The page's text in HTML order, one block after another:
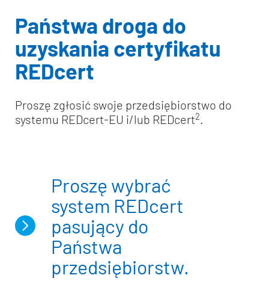
Państwa droga do
uzyskania certyfikatu
REDcert
Proszę zgłosić swoje przedsiębiorstwo do
systemu REDcert-EU i/lub REDcert2.
Proszę wybrać
system REDcert
pasujący do
Państwa
przedsiębiorstw.